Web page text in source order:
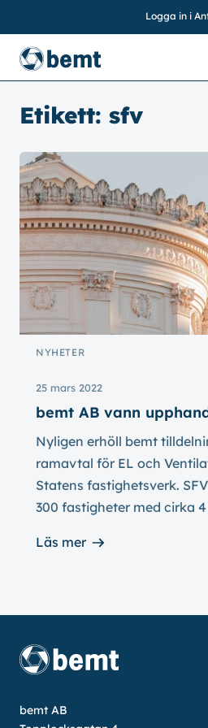
Logga in i
Etikett: sfv
NYHETER
25 mars 2022
bemt AB vann
Nyligen erhöll bemt
ramavtal för EL och
Statens fastighetsverk.
300 fastigheter med cirka 4
Läs mer
bemt AB